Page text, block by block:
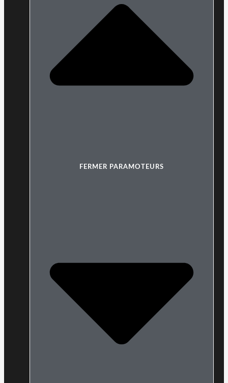
FERMER PARAMOTEURS